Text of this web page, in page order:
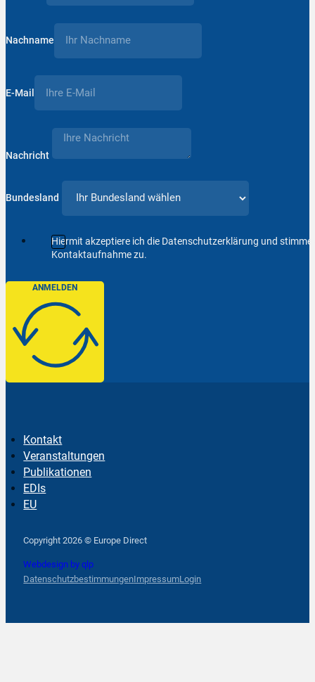
Nachname
E-Mail
Nachricht
Bundesland
Hiermit akzeptiere ich die Datenschutzerklärung und
Kontaktaufnahme zu.
ANMELDEN
Kontakt
Veranstaltungen
Publikationen
EDIs
EU
Copyright 2026 © Europe Direct
Webdesign by qlp
DatenschutzbestimmungenImpressumLogin